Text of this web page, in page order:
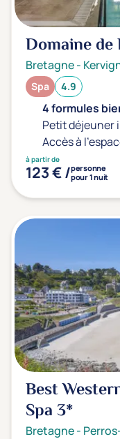
Domaine de
Bretagne-
Spa 4.9
4 formules
Petit déjeuner
Accès à
à partir de
123 € /personne
pour 1 nuit
Best
Spa 3*
Bretagne-